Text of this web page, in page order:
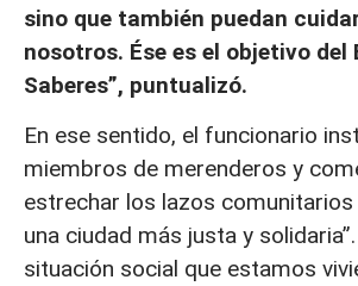
sino que también puedan
nosotros. Ése es el objetivo del
Saberes”, puntualizó.
En ese sentido, el funcionario
miembros de merenderos y
estrechar los lazos comunitarios
una ciudad más justa y
situación social que estamos